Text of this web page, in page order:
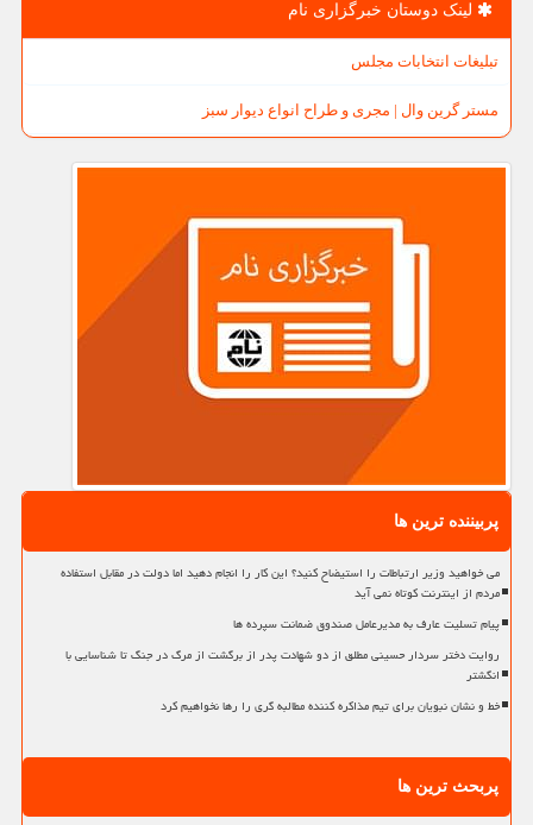
لینک دوستان خبرگزاری نام
تبلیغات انتخابات مجلس
مستر گرین وال | مجری و طراح انواع دیوار سبز
پربیننده ترین ها
می خواهید وزیر ارتباطات را استیضاح کنید؟ این کار را انجام دهید اما دولت در مقابل استفاده
مردم از اینترنت کوتاه نمی آید
پیام تسلیت عارف به مدیرعامل صندوق ضمانت سپرده ها
روایت دختر سردار حسینی مطلق از دو شهادت پدر از برگشت از مرگ در جنگ تا شناسایی با
انگشتر
خط و نشان نبویان برای تیم مذاکره کننده مطالبه گری را رها نخواهیم کرد
پربحث ترین ها